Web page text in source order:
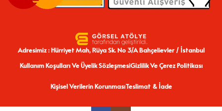
Adresimiz : Hürriyet Mah, Rüya Sk. No 3/A Bahçelievler / İstanbul
Kullanım Koşulları Ve Üyelik SözleşmesiGizlilik Ve Çerez Politikası
Kişisel Verilerin KorunmasıTeslimat & İade